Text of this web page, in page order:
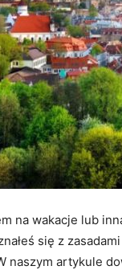
na wakacje lub
się z
naszym artykule